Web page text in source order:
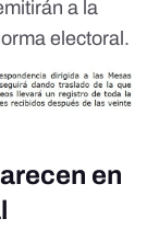
a la
electoral.
en